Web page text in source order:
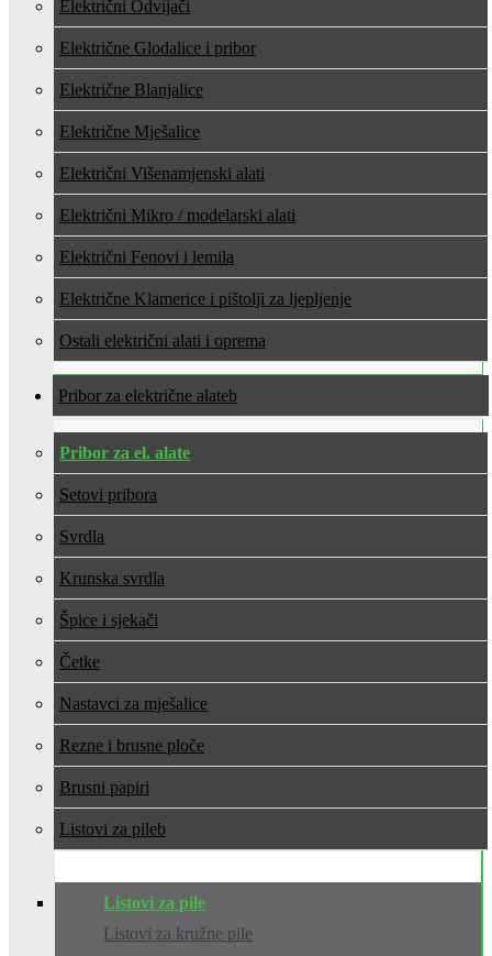
Električni Odvijači
Električne Glodalice i pribor
Električne Blanjalice
Električne Mješalice
Električni Višenamjenski alati
Električni Mikro / modelarski alati
Električni Fenovi i lemila
Električne Klamerice i pištolji za ljepljenje
Ostali električni alati i oprema
Pribor za električne alate
Pribor za el. alate
Setovi pribora
Svrdla
Krunska svrdla
Špice i sjekači
Četke
Nastavci za mješalice
Rezne i brusne ploče
Brusni papiri
Listovi za pile
Listovi za pile
Listovi za kružne pile